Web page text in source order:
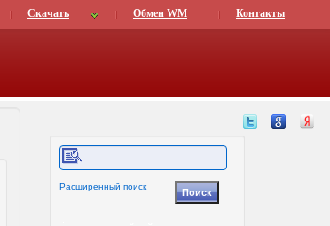
Скачать Обмен WM Контакты
Расширенный поиск